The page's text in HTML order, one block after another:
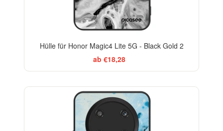
Hülle für Honor Magic4 Lite 5G - Black Gold 2
ab €18,28